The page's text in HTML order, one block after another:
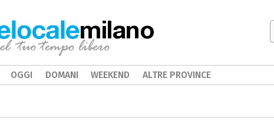
milano
OGGI DOMANI WEEKEND ALTRE PROVINCE